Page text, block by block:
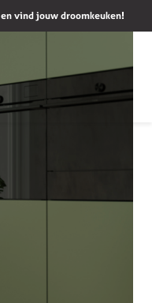
en vind jouw droomkeuken!